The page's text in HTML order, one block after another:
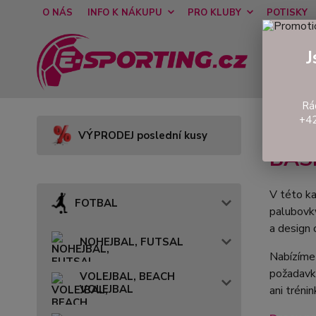
O NÁS INFO K NÁKUPU PRO KLUBY POTISKY
VÝPRODEJ poslední kusy
FOTBAL
NOHEJBAL, FUTSAL
VOLEJBAL, BEACH
VOLEJBAL
V této
a design
ani